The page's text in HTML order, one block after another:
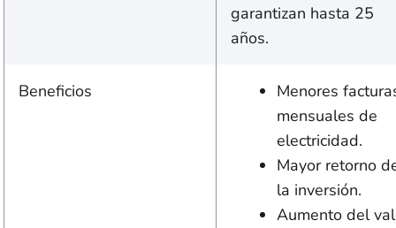
garantizan hasta 25
años.
Beneficios
Menores
mensuales de
electricidad.
Mayor retorno
la inversión.
Aumento del